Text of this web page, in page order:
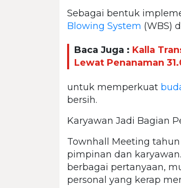
Sebagai bentuk
Blowing System (WBS)
Baca Juga : Kalla
Lewat Penanaman
untuk memperkuat
bersih.
Karyawan Jadi Bagian
Townhall Meeting
pimpinan dan
berbagai pertanyaan,
personal yang kerap